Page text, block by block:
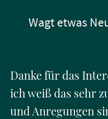
Wagt etwas
Danke für das
ich weiß das sehr
und Anregungen